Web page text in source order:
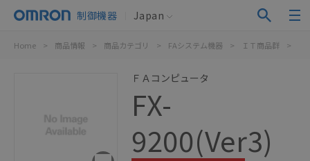
制御機器 Japan
Home > 商品情報 > 商品カテゴリ > FAシステム機器 > ＩＴ商品群 >
ＦＡコンピュータ
FX-
9200(Ver3)